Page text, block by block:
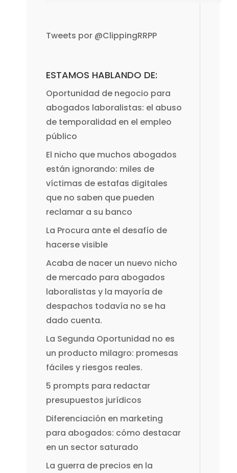
Tweets por @ClippingRRPP
ESTAMOS HABLANDO DE:
Oportunidad de negocio para
abogados laboralistas: el abuso
de temporalidad en el empleo
público
El nicho que muchos abogados
están ignorando: miles de
víctimas de estafas digitales
que no saben que pueden
reclamar a su banco
La Procura ante el desafío de
hacerse visible
Acaba de nacer un nuevo nicho
de mercado para abogados
laboralistas y la mayoría de
despachos todavía no se ha
dado cuenta.
La Segunda Oportunidad no es
un producto milagro: promesas
fáciles y riesgos reales.
5 prompts para redactar
presupuestos jurídicos
Diferenciación en marketing
para abogados: cómo destacar
en un sector saturado
La guerra de precios en la